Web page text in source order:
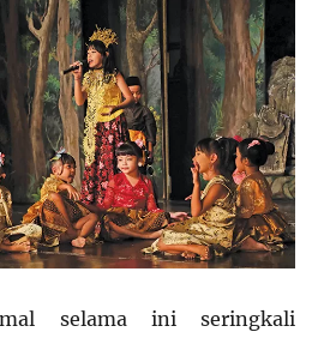
selama ini seringkali